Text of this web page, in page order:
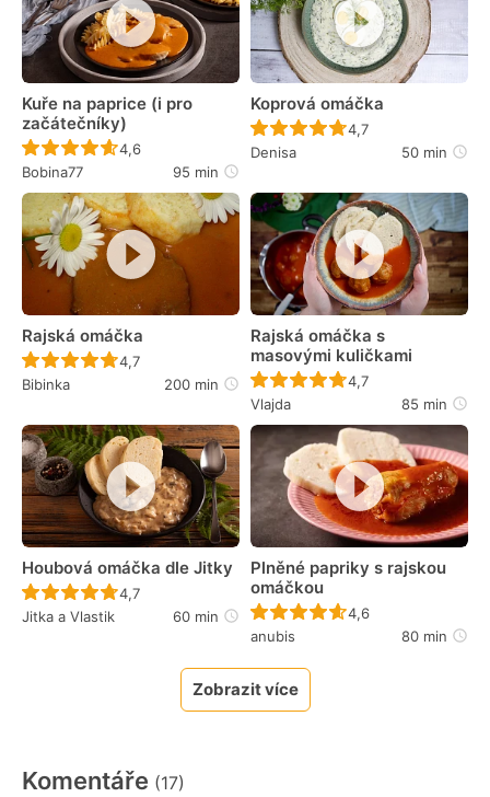
Kuře na paprice (i pro
začátečníky)
Recept ještě nebyl hodnocen
4,6
Bobina77
95 min
Koprová omáčka
Recept ještě nebyl
4,7
Denisa
50 min
Rajská omáčka
Recept ještě nebyl hodnocen
4,7
Bibinka
200 min
Rajská omáčka s
masovými kuličkami
Recept ještě nebyl
4,7
Vlajda
85 min
Houbová omáčka dle Jitky
Recept ještě nebyl hodnocen
4,7
Jitka a Vlastik
60 min
Plněné papriky s rajskou
omáčkou
Recept ještě nebyl
4,6
anubis
80 min
Zobrazit více
Komentáře (17)